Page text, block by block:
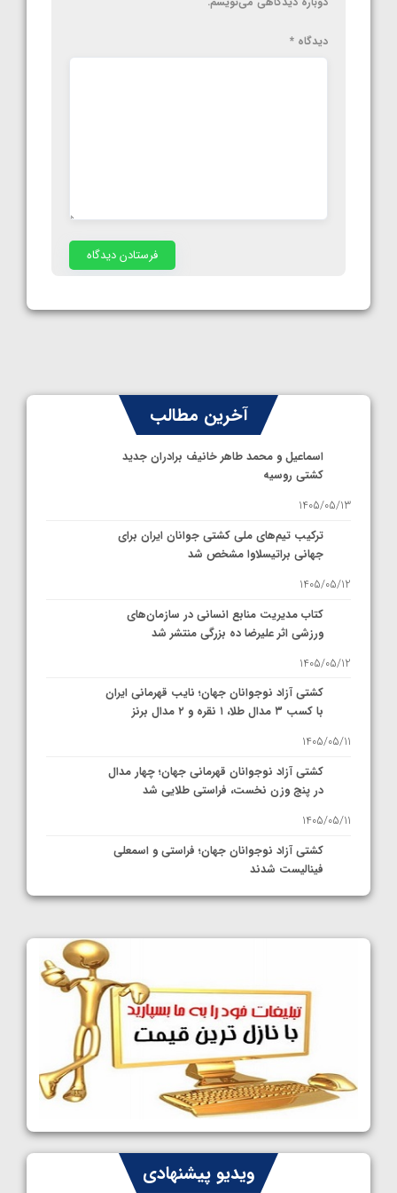
دیدگاه *
آخرین مطالب
اسماعیل و محمد طاهر خانیف برادران جدید
کشتی روسیه
1405/05/13
ترکیب تیم‌های ملی کشتی جوانان ایران برای
جهانی براتیسلاوا مشخص شد
1405/05/12
کتاب مدیریت منابع انسانی در سازمان‌های
ورزشی اثر علیرضا ده بزرگی منتشر شد
1405/05/12
کشتی آزاد نوجوانان جهان؛ نایب قهرمانی ایران
با کسب ۳ مدال طلا، ۱ نقره و ۲ مدال برنز
1405/05/11
کشتی آزاد نوجوانان قهرمانی جهان؛ چهار مدال
در پنج وزن نخست، فراستی طلایی شد
1405/05/11
کشتی آزاد نوجوانان جهان؛ فراستی و اسمعلی
فینالیست شدند
1405/05/09
کشتی فرنگی نوجوانان جهان؛ سکوی تیمی
سوم برای ایران
1405/05/07
ایران چشم به راه چهار مدال در پنج وزن دوم
کشتی فرنگی نوجوانان جهان
1405/05/06
کشتی فرنگی نوجوان جهان؛ رضایی تنها طلایی
پنج وزن نخستویدیو پیشنهادی